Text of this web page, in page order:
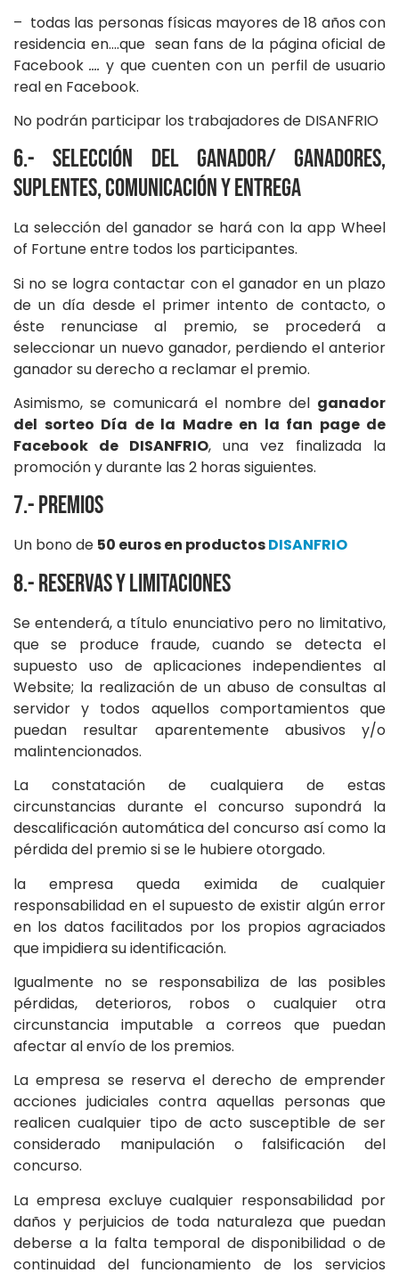
– todas las personas físicas mayores de 18 años con
residencia en….que sean fans de la página oficial de
Facebook….y que cuenten con un perfil de usuario
real en Facebook.
No podrán participar los trabajadores de DISANFRIO
6.- Selección del ganador/ ganadores,
suplentes, comunicación y entrega
La selección del ganador se hará con la app Wheel
of Fortune entre todos los participantes.
Si no se logra contactar con el ganador en un plazo
de un día desde el primer intento de contacto, o
éste renunciase al premio, se procederá a
seleccionar un nuevo ganador, perdiendo el anterior
ganador su derecho a reclamar el premio.
Asimismo, se comunicará el nombre del ganador
del sorteo Día de la Madre en la fan page de
Facebook de DISANFRIO, una vez finalizada la
promoción y durante las 2 horas siguientes.
7.- Premios
Un bono de 50 euros en productosDISANFRIO
8.- Reservas y limitaciones
Se entenderá, a título enunciativo pero no limitativo,
que se produce fraude, cuando se detecta el
supuesto uso de aplicaciones independientes al
Website; la realización de un abuso de consultas al
servidor y todos aquellos comportamientos que
puedan resultar aparentemente abusivos y/o
malintencionados.
La constatación de cualquiera de estas
circunstancias durante el concurso supondrá la
descalificación automática del concurso así como la
pérdida del premio si se le hubiere otorgado.
la empresa queda eximida de cualquier
responsabilidad en el supuesto de existir algún error
en los datos facilitados por los propios agraciados
que impidiera su identificación.
Igualmente no se responsabiliza de las posibles
pérdidas, deterioros, robos o cualquier otra
circunstancia imputable a correos que puedan
afectar al envío de los premios.
La empresa se reserva el derecho de emprender
acciones judiciales contra aquellas personas que
realicen cualquier tipo de acto susceptible de ser
considerado manipulación o falsificación del
concurso.
La empresa excluye cualquier responsabilidad por
daños y perjuicios de toda naturaleza que puedan
deberse a la falta temporal de disponibilidad o de
continuidad del funcionamiento de los servicios